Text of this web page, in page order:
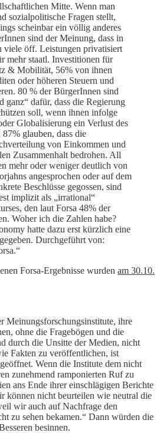
Mitte. Wenn man
sozialpolitische Fragen stellt,
scheinbar ein völlig anderes
sind der Meinung, dass in
viele öff. Leistungen privatisiert
mehr staatl. Investitionen für
& Mobilität, 56% von ihnen
oder höheren Steuern und
80 % der BürgerInnen sind
ganz“ dafür, dass die Regierung
soll, wenn ihnen infolge
Globalisierung ein Verlust des
glauben, dass die
von Einkommen und
Zusammenhalt bedrohen. All
mehr oder weniger deutlich von
angesprochen oder auf dem
Beschlüsse gegossen, sind
implizit als „irrational“
den laut Forsa 48% der
Woher ich die Zahlen habe?
hatte dazu erst kürzlich eine
Durchgeführt von:
Forsa-Ergebnisse wurden am 30.10.
Meinungsforschungsinstitute, ihre
ohne die Fragebögen und die
durch die Unsitte der Medien, nicht
Fakten zu veröffentlichen, ist
Wenn die Institute dem nicht
zunehmend ramponierten Ruf zu
ans Ende ihrer einschlägigen Berichte
können nicht beurteilen wie neutral die
wir auch auf Nachfrage den
zu sehen bekamen.“ Dann würden die
besinnen.